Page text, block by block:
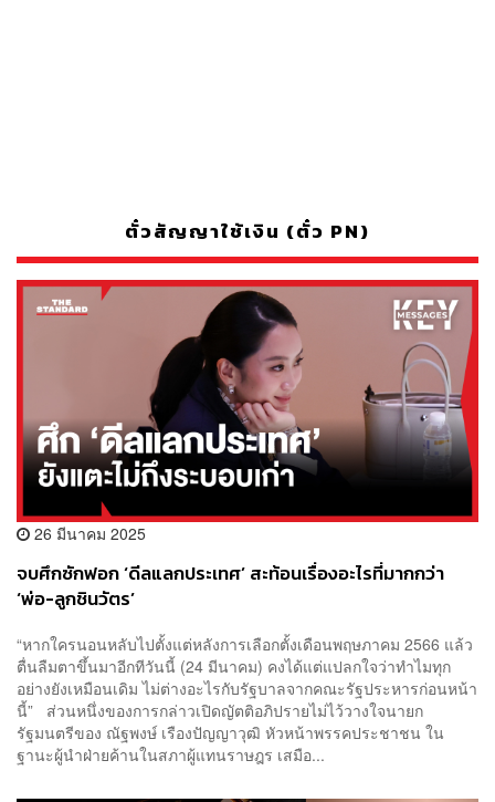
ตั๋วสัญญาใช้เงิน (ตั๋ว PN)
26 มีนาคม 2025
จบศึกซักฟอก ‘ดีลแลกประเทศ’ สะท้อนเรื่องอะไรที่มากกว่า
‘พ่อ-ลูกชินวัตร’
“หากใครนอนหลับไปตั้งแต่หลังการเลือกตั้งเดือนพฤษภาคม 2566 แล้ว
ตื่นลืมตาขึ้นมาอีกทีวันนี้ (24 มีนาคม) คงได้แต่แปลกใจว่าทำไมทุก
อย่างยังเหมือนเดิม ไม่ต่างอะไรกับรัฐบาลจากคณะรัฐประหารก่อนหน้า
นี้” ส่วนหนึ่งของการกล่าวเปิดญัตติอภิปรายไม่ไว้วางใจนายก
รัฐมนตรีของ ณัฐพงษ์ เรืองปัญญาวุฒิ หัวหน้าพรรคประชาชน ใน
ฐานะผู้นำฝ่ายค้านในสภาผู้แทนราษฎร เสมือ...